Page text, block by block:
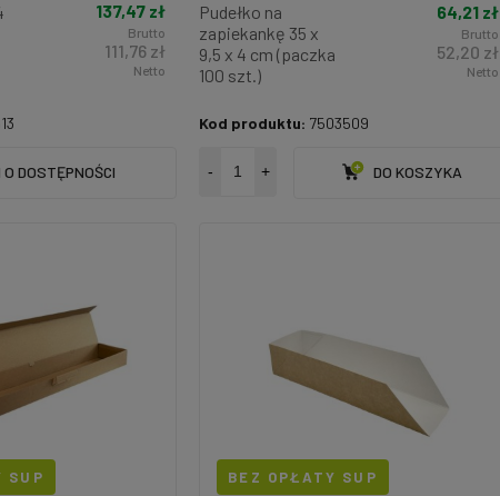
137,47 zł
Brutto
111,76 zł
Netto
O DOSTĘPNOŚCI
Pudełko na
zapiekankę 35 x
9,5 x 4 cm (paczka
100 szt.)
64,21 zł
Brutto
52,20 zł
Netto
Kod produktu: 7503509
+
- DO KOSZYKA
SUP BEZ OPŁATY SUP